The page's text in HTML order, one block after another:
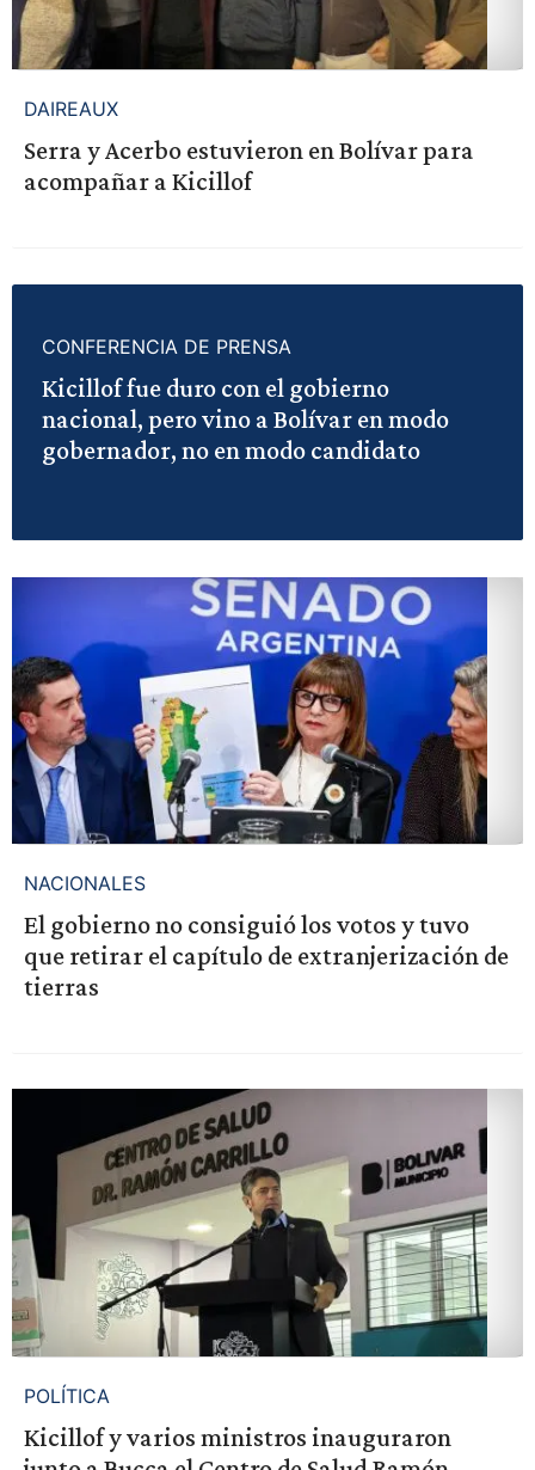
DAIREAUX
Serra y Acerbo estuvieron en Bolívar para
acompañar a Kicillof
CONFERENCIA DE PRENSA
Kicillof fue duro con el gobierno
nacional, pero vino a Bolívar en modo
gobernador, no en modo candidato
NACIONALES
El gobierno no consiguió los votos y tuvo
que retirar el capítulo de extranjerización de
tierras
POLÍTICA
Kicillof y varios ministros inauguraron